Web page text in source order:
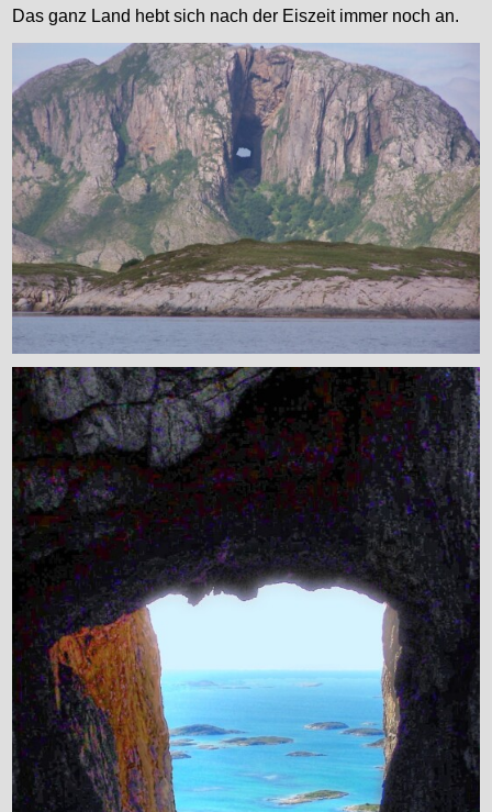
Das ganz Land hebt sich nach der Eiszeit immer noch an.